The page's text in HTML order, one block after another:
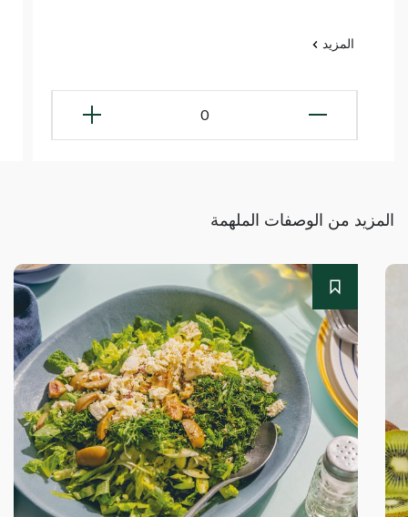
المزيد
0
المزيد من الوصفات الملهمة